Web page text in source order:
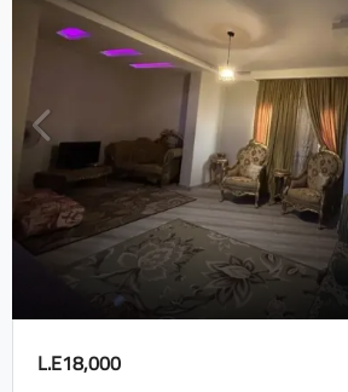
L.E18,000